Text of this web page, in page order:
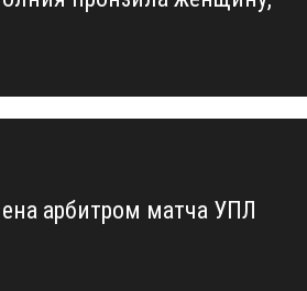
арбитром матча УПЛ